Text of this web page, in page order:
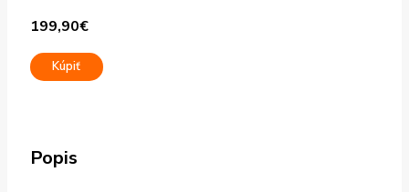
199,90€
Kúpiť
Popis